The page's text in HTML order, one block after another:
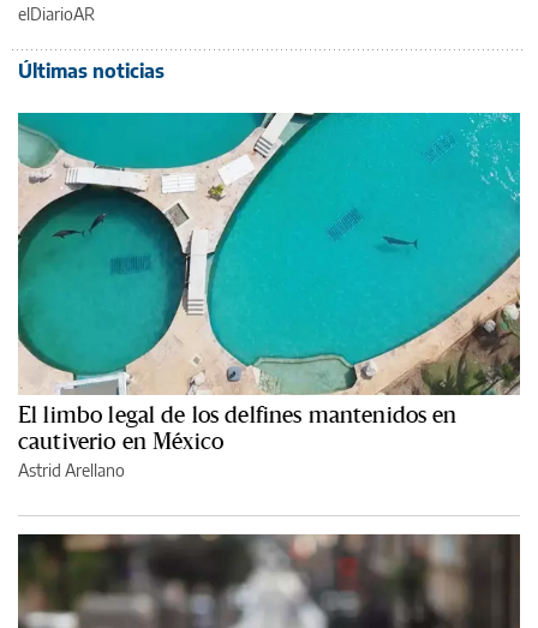
elDiarioAR
Últimas noticias
El limbo legal de los delfines mantenidos en
cautiverio en México
Astrid Arellano